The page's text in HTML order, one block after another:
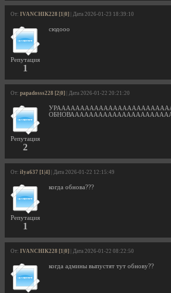
От: IVANCHIK228 [1|0] | Дата 2026-01-23 18:39:10
Репутация
1
сюдооо
От: papadosss228 [2|0] | Дата 2026-01-22 20:21:20
Репутация
2
От: ilya637 [1|4] | Дата 2026-01-22 12:15:49
Репутация
1
когда обнова???
От: IVANCHIK228 [1|0] | Дата 2026-01-22 08:22:50
когда админы выпустят тут обнову??